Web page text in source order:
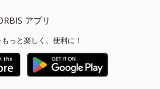
アプリ
っと楽しく、便利に！